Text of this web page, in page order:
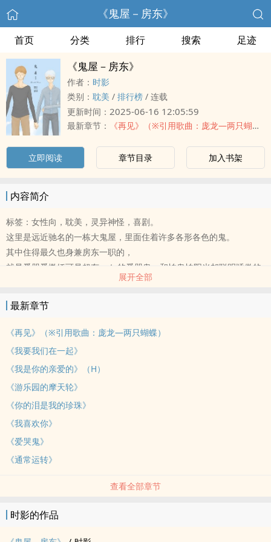
《鬼屋－房东》
首页 分类 排行 搜索 足迹
《鬼屋－房东》
作者： 时影
类别： ‌‍‌耽‌‍‎美‍ / 排行榜 / 连载
更新时间： 2025-06-16 12:05:59
最新章节： 《再见》（※引用歌曲：庞龙—两只蝴蝶）
立即阅读 章节目录 加入书架
内容简介
标签：女性向，‌‍‌耽‌‍‎美‍，灵异神怪，喜剧。
这里是远近驰名的一栋大鬼屋，里面住着许多各形各色的鬼。
其中住得最久也身兼房东一职的，
就是爱哭爱撒娇可是超有guts的爱哭鬼，和怕鬼怕阳光却聪明骄傲的
重要提醒：作者不懂神鬼，一切都是纯粹唬烂请勿当真。
A5右翻、84P约三万字，无线胶装，封面图彩色无上光，内页黑白印
收录三篇不公开番外约5000字上下，及插花一篇。
通贩往这边→/forms/MnuxbSutJ1
展开全部
最新章节
《再见》（※引用歌曲：庞龙—两只蝴蝶）
《我要我们在一起》
《我是你的亲爱的》（H）
《游乐园的摩天轮》
《你的泪是我的珍珠》
《我喜欢你》
《爱哭鬼》
《通常运转》
查看全部章节
时影的作品